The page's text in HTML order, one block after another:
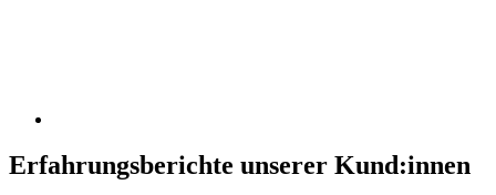
Erfahrungsberichte unserer Kund:innen